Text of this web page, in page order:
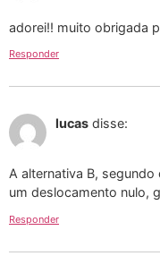
adorei!! muito obrigada
Responder
lucas disse:
A alternativa B,
um deslocamento nulo,
Responder